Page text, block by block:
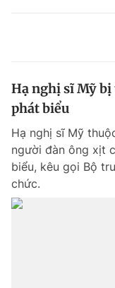
Hạ nghị sĩ Mỹ bị
phát biểu
Hạ nghị sĩ Mỹ
người đàn ông xịt
biểu, kêu gọi Bộ
chức.